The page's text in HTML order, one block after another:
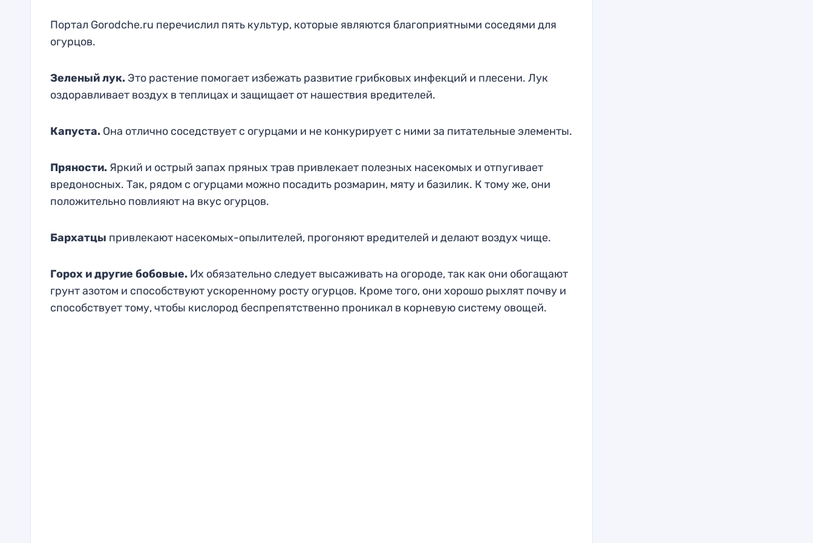
Портал Gorodche.ru перечислил пять культур, которые являются благоприятными соседями для
огурцов.
Зеленый лук.Это растение помогает избежать развитие грибковых инфекций и плесени. Лук
оздоравливает воздух в теплицах и защищает от нашествия вредителей.
Капуста.Она отлично соседствует с огурцами и не конкурирует с ними за питательные элементы.
Пряности.Яркий и острый запах пряных трав привлекает полезных насекомых и отпугивает
вредоносных. Так, рядом с огурцами можно посадить розмарин, мяту и базилик. К тому же, они
положительно повлияют на вкус огурцов.
Бархатцы привлекают насекомых-опылителей, прогоняют вредителей и делают воздух чище.
Горох и другие бобовые. Их обязательно следует высаживать на огороде, так как они обогащают
грунт азотом и способствуют ускоренному росту огурцов. Кроме того, они хорошо рыхлят почву и
способствует тому, чтобы кислород беспрепятственно проникал в корневую систему овощей.